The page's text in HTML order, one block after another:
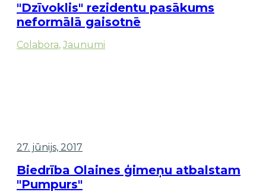
"Dzīvoklis" rezidentu pasākums
neformālā gaisotnē
Colabora, Jaunumi
27. jūnijs, 2017
Biedrība Olaines ģimeņu atbalstam
"Pumpurs"